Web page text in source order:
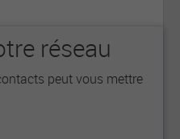
réseau
peut vous mettre